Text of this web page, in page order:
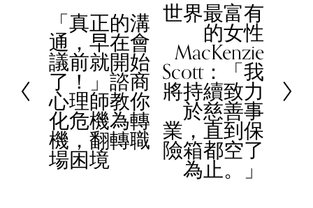
r
e
v
i
o
u
s
「真正的溝
通，早在會
議前就開始
了！」諮商
心理師教你
化危機為轉
機，翻轉職
場困境
N世界最富有
的女性
MacKenzie
Scott：「我
將持續致力
於慈善事
業，直到保
險箱都空了
為止。」